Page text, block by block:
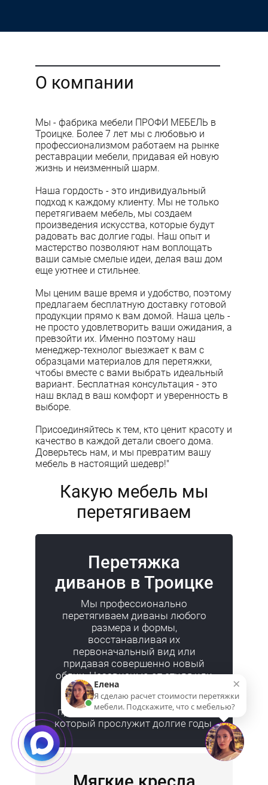
О компании
Мы - фабрика мебели ПРОФИ МЕБЕЛЬ в
Троицке. Более 7 лет мы с любовью и
профессионализмом работаем на рынке
реставрации мебели, придавая ей новую
жизнь и неизменный шарм.
Наша гордость - это индивидуальный
подход к каждому клиенту. Мы не только
перетягиваем мебель, мы создаем
произведения искусства, которые будут
радовать вас долгие годы. Наш опыт и
мастерство позволяют нам воплощать
ваши самые смелые идеи, делая ваш дом
еще уютнее и стильнее.
Мы ценим ваше время и удобство, поэтому
предлагаем бесплатную доставку готовой
продукции прямо к вам домой. Наша цель -
не просто удовлетворить ваши ожидания, а
превзойти их. Именно поэтому наш
менеджер-технолог выезжает к вам с
образцами материалов для перетяжки,
чтобы вместе с вами выбрать идеальный
вариант. Бесплатная консультация - это
наш вклад в ваш комфорт и уверенность в
выборе.
Присоединяйтесь к тем, кто ценит красоту и
качество в каждой детали своего дома.
Доверьтесь нам, и мы превратим вашу
мебель в настоящий шедевр!"
Какую мебель мы
перетягиваем
Перетяжка
диванов в Троицке
Мы профессионально
перетягиваем диваны любого
размера и формы,
восстанавливая их
первоначальный вид или
придавая совершенно новый
облик. Независимо от стиля или
типа ткани, мы обеспечим
вашему дивану свежий и
привлекательный внешний вид,
который прослужит долгие годы.